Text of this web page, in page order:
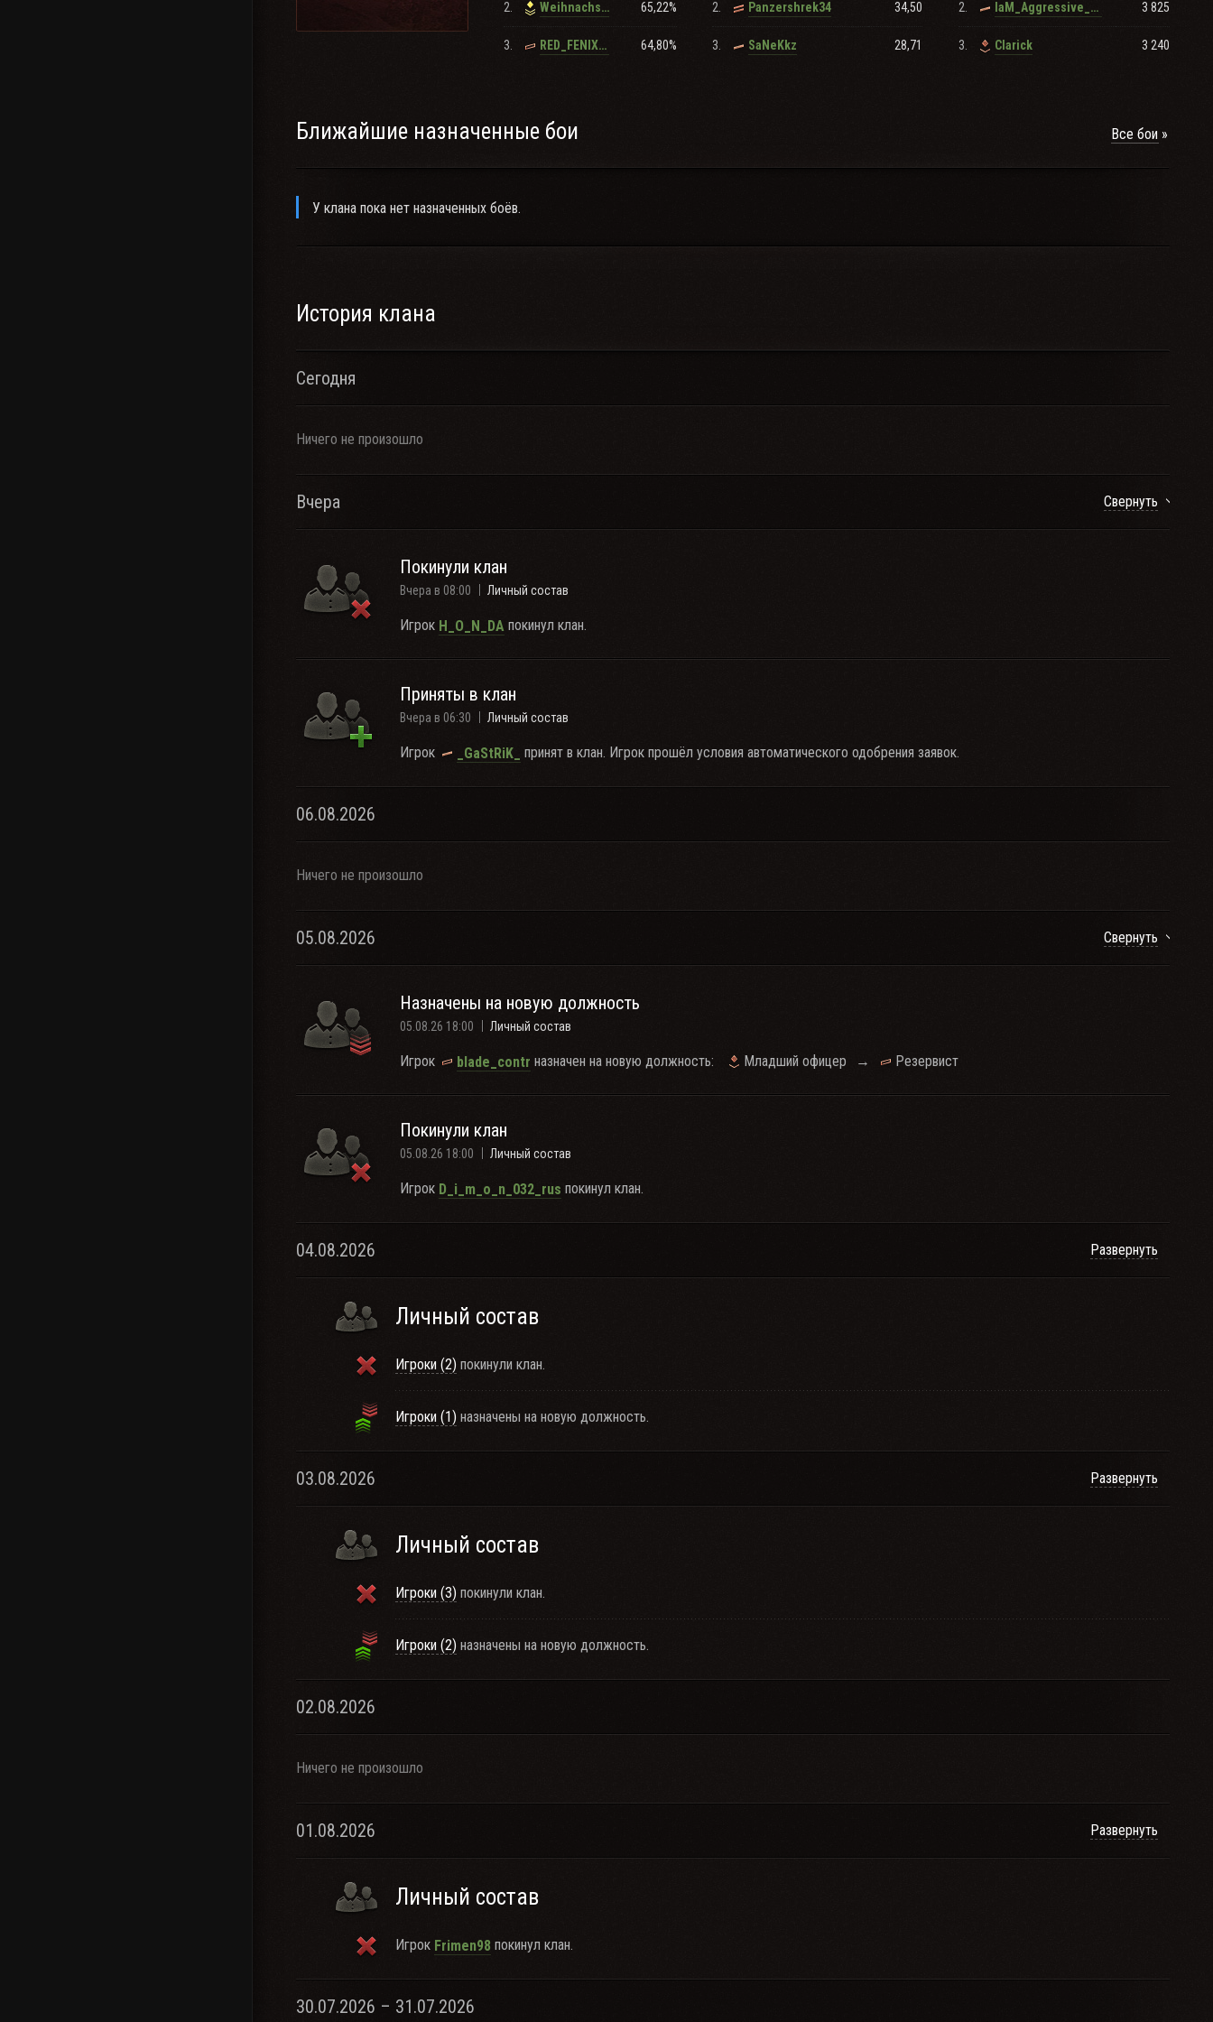
2. WeihnachsmaN 65,22%
3. RED_FENIX_10 64,80%
2. Panzershrek34 34,50
3. SaNeKkz 28,71
2. IaM_Aggressive_Bro 3 825
3. CIarick 3 240
Ближайшие назначенные бои Все бои
У клана пока нет назначенных боёв.
История клана
Сегодня
Ничего не произошло
Вчера Свернуть
Покинули клан
Вчера в 08:00 Личный состав
Игрок H_O_N_DA покинул клан.
Приняты в клан
Вчера в 06:30 Личный состав
Игрок _GaStRiK_ принят в клан. Игрок прошёл условия автоматического одобрения заявок.
06.08.2026
Ничего не произошло
05.08.2026 Свернуть
Назначены на новую должность
05.08.26 18:00 Личный состав
Игрок blade_contr назначен на новую должность: Младший офицер → Резервист
Покинули клан
05.08.26 18:00 Личный состав
Игрок D_i_m_o_n_032_rus покинул клан.
04.08.2026 Развернуть
Личный состав
Игроки (2) покинули клан.
Игроки (1) назначены на новую должность.
03.08.2026 Развернуть
Личный состав
Игроки (3) покинули клан.
Игроки (2) назначены на новую должность.
02.08.2026
Ничего не произошло
01.08.2026 Развернуть
Личный состав
Игрок Frimen98 покинул клан.
30.07.2026 – 31.07.2026